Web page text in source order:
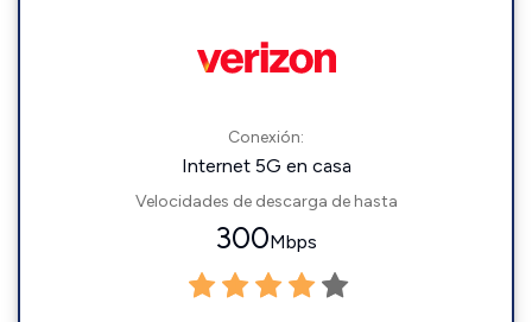
Conexión:
Internet 5G en casa
Velocidades de descarga de hasta
300Mbps